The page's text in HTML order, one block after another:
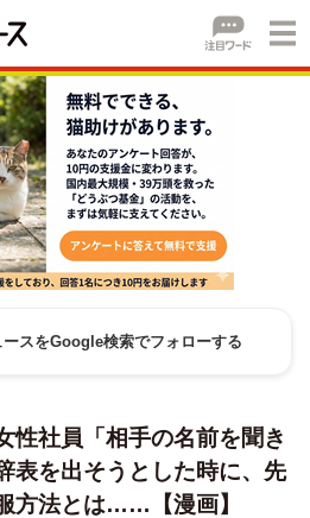
ースをGoogle検索でフォローする
性社員「相手の名前を聞き
を出そうとした時に、先
方法とは……【漫画】